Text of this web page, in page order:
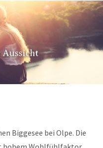
Biggesee bei Olpe. Die